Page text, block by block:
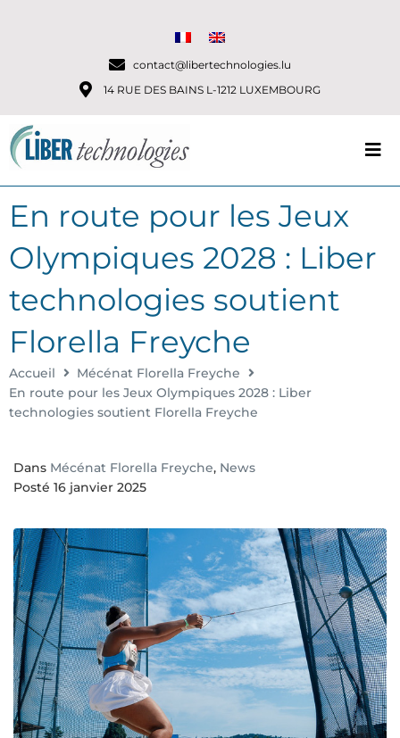
contact@libertechnologies.lu
14 RUE DES BAINS L-1212 LUXEMBOURG
En route pour les Jeux
Olympiques 2028 : Liber
technologies soutient
Florella Freyche
Accueil
Mécénat Florella Freyche
En route pour les Jeux Olympiques 2028 : Liber
technologies soutient Florella Freyche
Dans Mécénat Florella Freyche, News
Posté 16 janvier 2025